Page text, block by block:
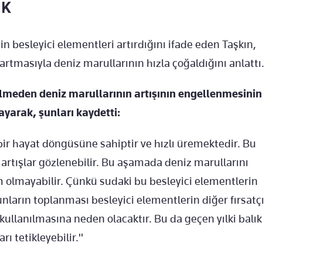
elementleri artırdığını ifade eden Taşkın,
deniz marullarının hızla çoğaldığını anlattı.
deniz marullarının artışının engellenmesinin
şunları kaydetti:
hayat döngüsüne sahiptir ve hızlı üremektedir. Bu
gözlenebilir. Bu aşamada deniz marullarını
olmayabilir. Çünkü sudaki bu besleyici elementlerin
toplanması besleyici elementlerin diğer fırsatçı
neden olacaktır. Bu da geçen yılki balık
tetikleyebilir."